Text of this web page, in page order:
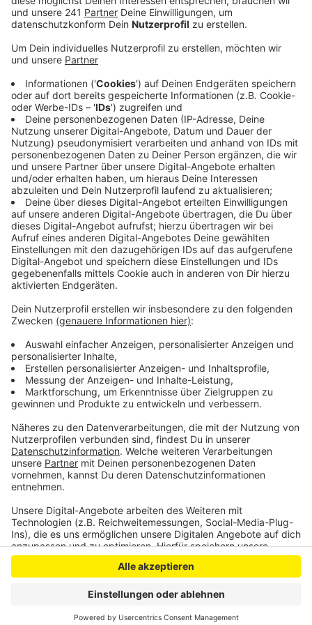
Anzeige
Wie ein Polizeisprecher berichtete, habe der Landwirt
das Kälbchen tot im angrenzenden Wald in
Nettersheim gefunden. Die Polizei geht aber nicht von
einer Straftat aus, sondern vermutete, dass das
Kälbchen von einem Tier gerissen wurde. Ob es sich
dabei um einen Wolf gehandelt haben könnte, ist nicht
klar.
Weiter wird aber eine Kuh in Kall vermisst und sie ist
trächtig! Sie wurde laut Polizei am Freitag (25.07.
zwischen 10:30 Uhr und 19:30 Uhr) von einer Weide am
Schwalbenhof entwendet. Die Polizei vermutet, dass
das Tier gestohlen wurde, weil es mehrere tausend
Euro wert ist.
Wer Hinweise zu der schwarz-weißen Kuh geben kann
oder etwas beobachtet hat, meldet sich bitte bei der
Kreispolizei unter der Telefonnummer 02251 799 0
oder per E-Mail unter
poststelle.euskirchen@polizei.nrw.de
Anzeige
Anzeige